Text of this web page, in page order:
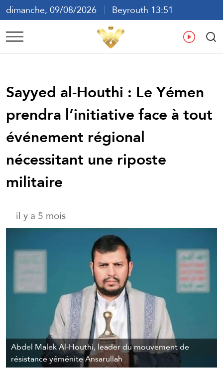
dimanche, 09/08/2026
Beyrouth 13:51
ع
Sayyed al-Houthi : Le Yémen
prendra l’initiative face à tout
événement régional
nécessitant une riposte
militaire
il y a 5 mois
Abdel Malek Al-Houthi, leader du mouvement de
résistance yéménite Ansarullah